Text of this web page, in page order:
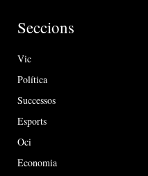
Seccions
Vic
Política
Successos
Esports
Oci
Economia